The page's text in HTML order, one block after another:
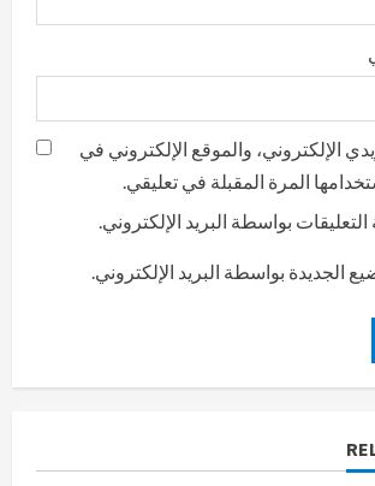
الإلكتروني، والموقع الإلكتروني في
المرة المقبلة في تعليقي.
بواسطة البريد الإلكتروني.
الجديدة بواسطة البريد الإلكتروني.